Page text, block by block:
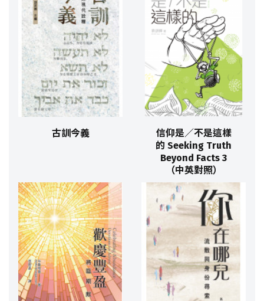
古訓今義
信仰是／不是這樣
的 Seeking Truth
Beyond Facts 3
（中英對照）